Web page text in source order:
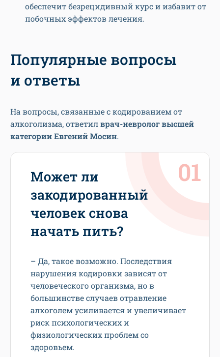
обеспечит безрецидивный курс и избавит от
побочных эффектов лечения.
Популярные вопросы
и ответы
На вопросы, связанные с кодированием от
алкоголизма, ответилврач-невролог высшей
категории Евгений Мосин.
Может ли
закодированный
человек снова
начать пить?
– Да, такое возможно. Последствия
нарушения кодировки зависят от
человеческого организма, но в
большинстве случаев отравление
алкоголем усиливается и увеличивает
риск психологических и
физиологических проблем со
здоровьем.